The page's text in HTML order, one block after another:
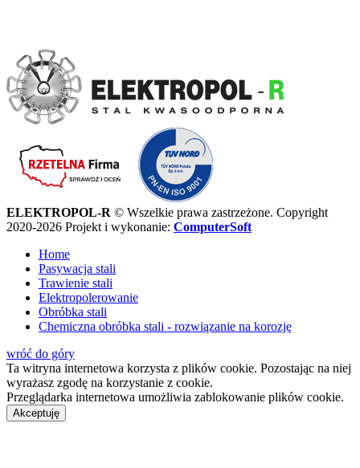
ELEKTROPOL-R © Wszelkie prawa zastrzeżone. Copyright
2020-2026 Projekt i wykonanie: ComputerSoft
Home
Pasywacja stali
Trawienie stali
Elektropolerowanie
Obróbka stali
Chemiczna obróbka stali - rozwiązanie na korozję
wróć do góry
Ta witryna internetowa korzysta z plików cookie. Pozostając na niej
wyrażasz zgodę na korzystanie z cookie.
Przeglądarka internetowa umożliwia zablokowanie plików cookie.
Akceptuję